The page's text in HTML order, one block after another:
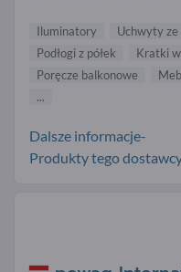
Iluminatory
Uchwyty
Podłogi z półek
Kratki
Poręcze balkonowe
...
Dalsze informacje-
Produkty tego